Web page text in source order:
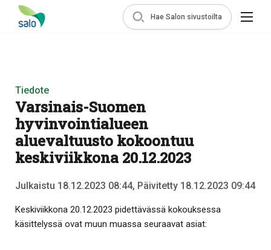
Hae Salon sivustoilta
Tiedote
Varsinais-Suomen
hyvinvointialueen
aluevaltuusto kokoontuu
keskiviikkona 20.12.2023
Julkaistu 18.12.2023 08:44, Päivitetty 18.12.2023 09:44
Keskiviikkona 20.12.2023 pidettävässä kokouksessa
käsittelyssä ovat muun muassa seuraavat asiat: